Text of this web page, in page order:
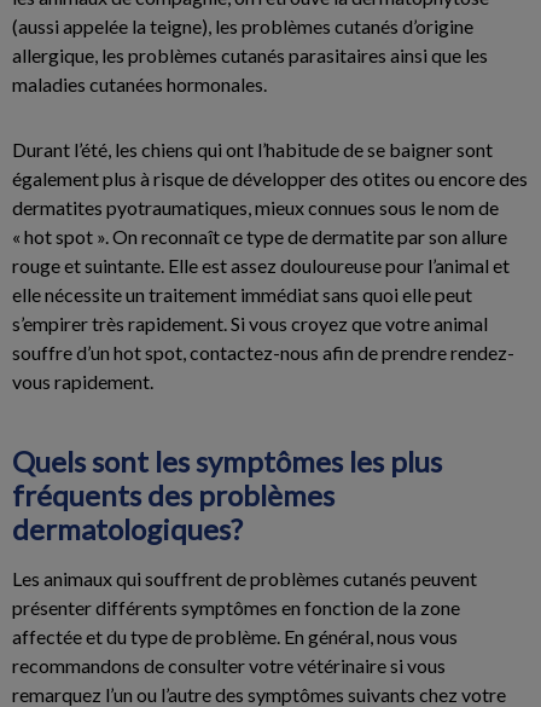
(aussi appelée la teigne), les problèmes cutanés d’origine
allergique, les problèmes cutanés parasitaires ainsi que les
maladies cutanées hormonales.
Durant l’été, les chiens qui ont l’habitude de se baigner sont
également plus à risque de développer des otites ou encore des
dermatites pyotraumatiques, mieux connues sous le nom de
« hot spot ». On reconnaît ce type de dermatite par son allure
rouge et suintante. Elle est assez douloureuse pour l’animal et
elle nécessite un traitement immédiat sans quoi elle peut
s’empirer très rapidement. Si vous croyez que votre animal
souffre d’un hot spot, contactez-nous afin de prendre rendez-
vous rapidement.
Quels sont les symptômes les plus
fréquents des problèmes
dermatologiques?
Les animaux qui souffrent de problèmes cutanés peuvent
présenter différents symptômes en fonction de la zone
affectée et du type de problème. En général, nous vous
recommandons de consulter votre vétérinaire si vous
remarquez l’un ou l’autre des symptômes suivants chez votre